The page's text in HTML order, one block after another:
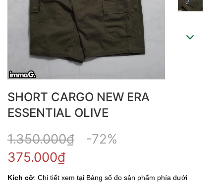
SHORT CARGO NEW ERA
ESSENTIAL OLIVE
1.350.000₫
-72%
375.000₫
Kích cỡ: Chi tiết xem tại Bảng số đo sản phẩm phía dưới